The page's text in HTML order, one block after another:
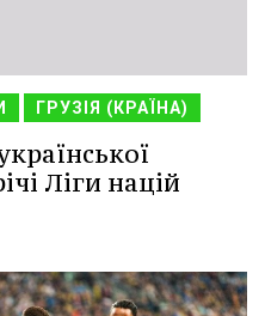
ГРУЗІЯ (КРАЇНА)
Ліги націй